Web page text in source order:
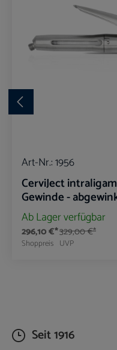
Art-Nr.:1956
CerviJect
Gewinde -
Ab Lager verfügbar
296,10 €*
Shoppreis
329,00 €*
UVP
Seit 1916